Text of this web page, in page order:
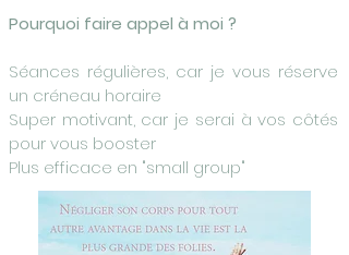
Pourquoi faire appel à moi ?
Séances régulières, car je vous réserve
un créneau horaire
Super motivant, car je serai à vos côtés
pour vous booster
Plus efficace en "small group"